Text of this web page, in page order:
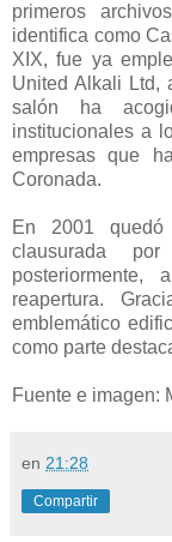
primeros
identifica como
XIX, fue ya
United Alkali Ltd,
salón ha
institucionales a
empresas que
Coronada.
En 2001
clausurada
reapertura.
emblemático
como parte
Fuente e imagen:
en 21:28
Compartir